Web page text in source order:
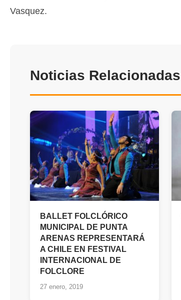
Vasquez.
Noticias Relacionadas
BALLET FOLCLÓRICO
MUNICIPAL DE PUNTA
ARENAS REPRESENTARÁ
A CHILE EN FESTIVAL
INTERNACIONAL DE
FOLCLORE
27 enero, 2019